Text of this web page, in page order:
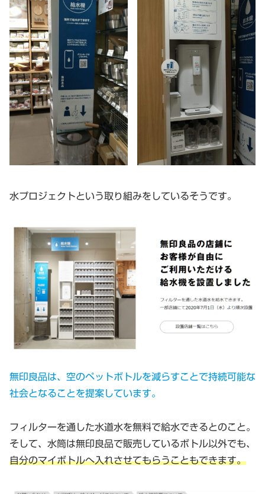
水プロジェクトという取り組みをしているそうです。
無印良品は、 空のペットボトルを減らすことで持続可能な
社会となることを提案しています。
フィルターを通した水道水を無料で給水できるとのこと。
そして、水筒は無印良品で販売しているボトル以外でも、
自分のマイボトルへ入れさせてもらうこともできます。